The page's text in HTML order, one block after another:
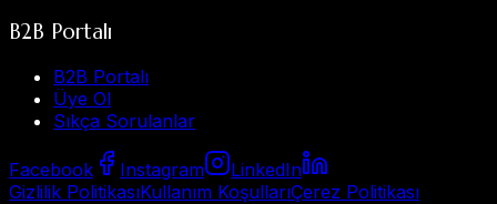
B2B Portalı
B2B Portalı
Üye Ol
Sıkça Sorulanlar
Facebook Instagram
LinkedIn
Gizlilik PolitikasıKullanım KoşullarıÇerez Politikası